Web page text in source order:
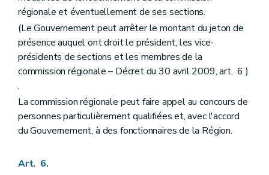
Art. 181
Chapitre III
Des sites de réhabilitation paysagère et environnementale (d'intérêt régional et de la conservation de la beauté des paysages – Décret-programme du 23 février 2006, art. 51)
Art. 182
Chapitre IV (Du Fonds d'aménagement opérationnel et du Fonds d'assainissement des (sites à réaménager et des ites de réhabilitation paysagère et environnementale – Décret-programme du 23 février 2006, art. 53) – Décret du 20 juillet 2005, art. 2)
Art. 183
Art. 183bis
Chapitre V
Des dispositions financières
Livre III Dispositions relatives au patrimoine
Titre premier Généralités
Chapitre premier
Intégration du patrimoine dans le cadre de vie de la société contemporaine
Art. 185
régionale et éventuellement de ses sections.
(Le Gouvernement peut arrêter le montant du jeton de
présence auquel ont droit le président, les vice-
présidents de sections et les membres de la
commission régionale – Décret du 30 avril 2009, art. 6 )
.
La commission régionale peut faire appel au concours de
personnes particulièrement qualifiées et, avec l'accord
du Gouvernement, à des fonctionnaires de la Région.
Art. 6.